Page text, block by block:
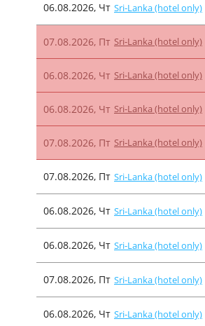
06.08.2026, Чт Sri-Lanka (hotel only)
07.08.2026, Пт Sri-Lanka (hotel only)
06.08.2026, Чт Sri-Lanka (hotel only)
06.08.2026, Чт Sri-Lanka (hotel only)
07.08.2026, Пт Sri-Lanka (hotel only)
07.08.2026, Пт Sri-Lanka (hotel only)
06.08.2026, Чт Sri-Lanka (hotel only)
06.08.2026, Чт Sri-Lanka (hotel only)
07.08.2026, Пт Sri-Lanka (hotel only)
06.08.2026, Чт Sri-Lanka (hotel only)